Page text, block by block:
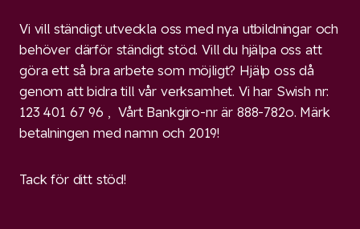
Vi vill ständigt utveckla oss med nya utbildningar och
behöver därför ständigt stöd. Vill du hjälpa oss att
göra ett så bra arbete som möjligt? Hjälp oss då
genom att bidra till vår verksamhet. Vi har Swish nr:
123 401 67 96 , Vårt Bankgiro-nr är 888-782o. Märk
betalningen med namn och 2019!
Tack för ditt stöd!